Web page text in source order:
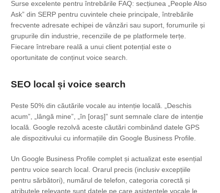
Surse excelente pentru întrebările FAQ: secțiunea „People Also
Ask” din SERP pentru cuvintele cheie principale, întrebările
frecvente adresate echipei de vânzări sau suport, forumurile și
grupurile din industrie, recenziile de pe platformele terțe.
Fiecare întrebare reală a unui client potențial este o
oportunitate de conținut voice search.
SEO local și voice search
Peste 50% din căutările vocale au intenție locală. „Deschis
acum”, „lângă mine”, „în [oraș]” sunt semnale clare de intenție
locală. Google rezolvă aceste căutări combinând datele GPS
ale dispozitivului cu informațiile din Google Business Profile.
Un Google Business Profile complet și actualizat este esențial
pentru voice search local. Orarul precis (inclusiv excepțiile
pentru sărbători), numărul de telefon, categoria corectă și
atributele relevante sunt datele pe care asistentele vocale le